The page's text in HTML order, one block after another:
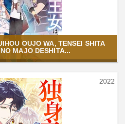
OUJO WA, TENSEI SHITA
MAJO DESHITA...
2022